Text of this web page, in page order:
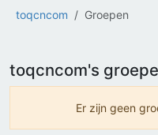
toqcncom Groepen
toqcncom's
Er zijn geen